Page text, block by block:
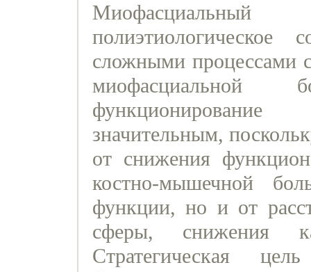
полиэтиологическое
сложными процессами
миофасциальной
значительным,
от снижения
костно-мышечной
функции, но и от
сферы, снижения
Стратегическая